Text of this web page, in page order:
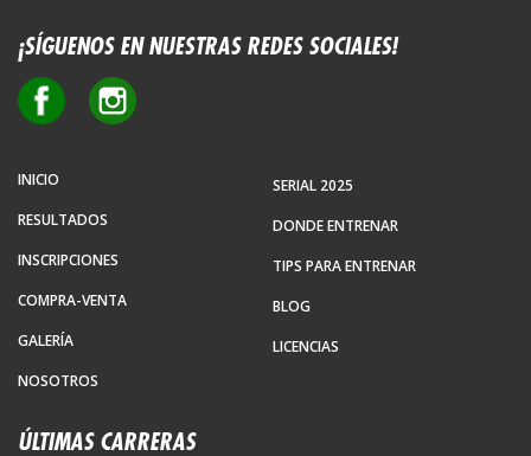
¡SÍGUENOS EN NUESTRAS REDES SOCIALES!
INICIO
RESULTADOS
INSCRIPCIONES
COMPRA-VENTA
GALERÍA
NOSOTROS
SERIAL 2025
DONDE ENTRENAR
TIPS PARA ENTRENAR
BLOG
LICENCIAS
ÚLTIMAS CARRERAS